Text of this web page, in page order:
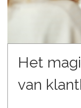
Het
van